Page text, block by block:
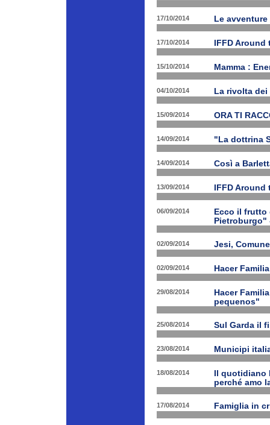
17/10/2014 Le
17/10/2014 IFFD
15/10/2014 Mamma :
04/10/2014 La rivolta
15/09/2014 ORA TI
14/09/2014 "La dottrina
14/09/2014 Così a
13/09/2014 IFFD
06/09/2014
Ecco il frutto
Pietroburgo"
02/09/2014 Jesi,
02/09/2014 Hacer
29/08/2014
Hacer
pequenos"
25/08/2014 Sul Garda il
23/08/2014 Municipi
18/08/2014
Il
perché amo
17/08/2014 Famiglia in